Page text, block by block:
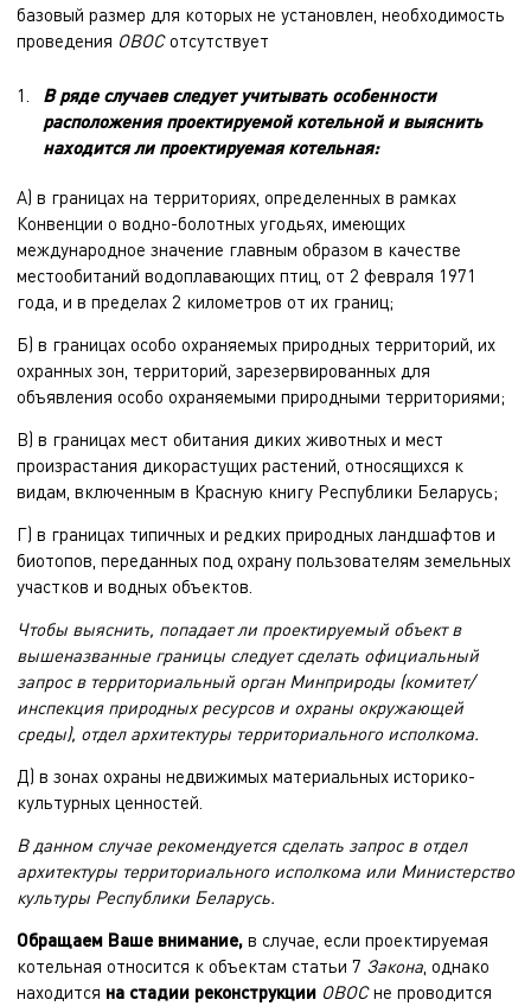
базовый размер для которых не установлен, необходимость
проведения ОВОСотсутствует
В ряде случаев следует учитывать особенности
расположения проектируемой котельной и выяснить
находится ли проектируемая котельная:
А) в границах на территориях, определенных в рамках
Конвенции о водно-болотных угодьях, имеющих
международное значение главным образом в качестве
местообитаний водоплавающих птиц, от 2 февраля 1971
года, и в пределах 2 километров от их границ;
Б) в границах особо охраняемых природных территорий, их
охранных зон, территорий, зарезервированных для
объявления особо охраняемыми природными территориями;
В) в границах мест обитания диких животных и мест
произрастания дикорастущих растений, относящихся к
видам, включенным в Красную книгу Республики Беларусь;
Г) в границах типичных и редких природных ландшафтов и
биотопов, переданных под охрану пользователям земельных
участков и водных объектов.
Чтобы выяснить, попадает ли проектируемый объект в
вышеназванные границы следует сделать официальный
запрос в территориальный орган Минприроды (комитет/
инспекция природных ресурсов и охраны окружающей
среды), отдел архитектуры территориального исполкома.
Д) в зонах охраны недвижимых материальных историко-
культурных ценностей.
В данном случае рекомендуется сделать запрос в отдел
архитектуры территориального исполкома или Министерство
культуры Республики Беларусь.
Обращаем Ваше внимание, в случае, если проектируемая
котельная относится к объектам статьи 7 Закона , однако
находится на стадии реконструкции ОВОСне проводится